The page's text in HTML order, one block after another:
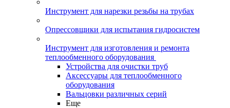
Инструмент для нарезки резьбы на трубах
Опрессовщики для испытания гидросистем
Инструмент для изготовления и ремонта
теплообменного оборудования
Устройства для очистки труб
Аксессуары для теплообменного
оборудования
Вальцовки различных серий
Еще